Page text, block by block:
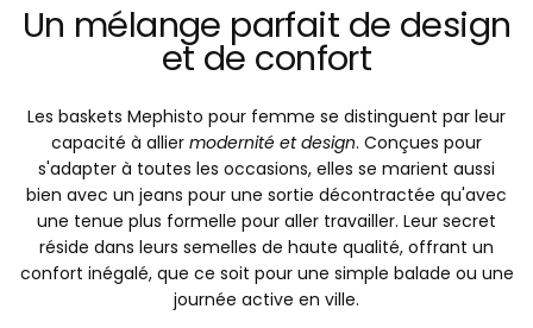
Un mélange parfait de design
et de confort
Les baskets Mephisto pour femme se distinguent par leur
capacité à allier modernité et design. Conçues pour
s'adapter à toutes les occasions, elles se marient aussi
bien avec un jeans pour une sortie décontractée qu'avec
une tenue plus formelle pour aller travailler. Leur secret
réside dans leurs semelles de haute qualité, offrant un
confort inégalé, que ce soit pour une simple balade ou une
journée active en ville.